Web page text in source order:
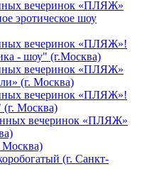
вечеринок «ПЛЯЖ»
эротическое шоу
вечеринок «ПЛЯЖ»!
- шоу" (г.Москва)
вечеринок «ПЛЯЖ»
(г. Москва)
вечеринок «ПЛЯЖ»!
(г. Москва)
вечеринок «ПЛЯЖ»
Москва)
(г. Санкт-